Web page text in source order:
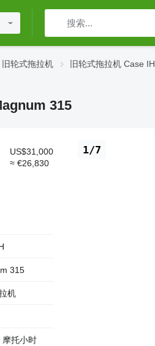
旧轮式拖拉机 旧轮式拖拉机 Case IH
315
1/7
US$31,000
≈ €26,830
315
机
摩托小时